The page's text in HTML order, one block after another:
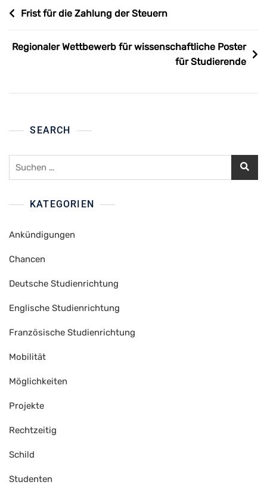
Beitragsnavigation
Frist für die Zahlung der Steuern
Regionaler Wettbewerb für wissenschaftliche Poster
für Studierende
SEARCH
KATEGORIEN
Ankündigungen
Chancen
Deutsche Studienrichtung
Englische Studienrichtung
Französische Studienrichtung
Mobilität
Möglichkeiten
Projekte
Rechtzeitig
Schild
Studenten